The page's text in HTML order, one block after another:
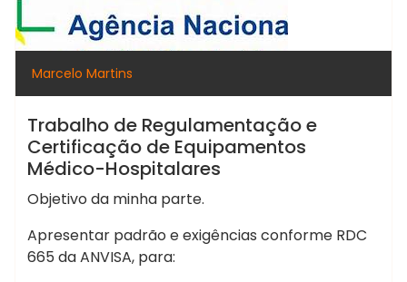
Marcelo Martins
Trabalho de Regulamentação e
Certificação de Equipamentos
Médico-Hospitalares
Objetivo da minha parte.
Apresentar padrão e exigências conforme RDC
665 da ANVISA, para: